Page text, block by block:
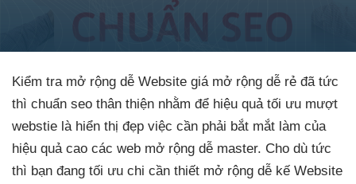
Kiểm tra mở rộng dễ Website giá mở rộng dễ rẻ đã tức
thì chuẩn seo thân thiện nhằm để hiệu quảtối ưu mượt
webstie là hiển thị đẹp việc cần phải bắt mắt làm của
hiệu quả cao các web mở rộng dễ master. Cho dù tức
thì bạn đang tối ưu chi cần thiết mở rộng dễ kế Website